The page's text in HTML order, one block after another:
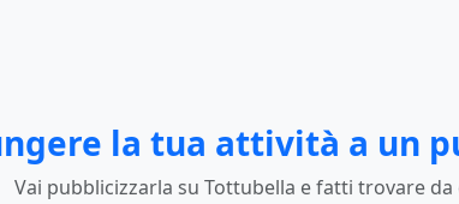
la tua attività a un
Vai pubblicizzarla su Tottubella e fatti trovare da